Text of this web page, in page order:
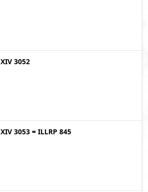
XIV 3052
XIV 3053 = ILLRP 845